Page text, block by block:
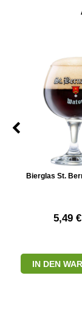
Bierglas St.
5,49
IN DEN